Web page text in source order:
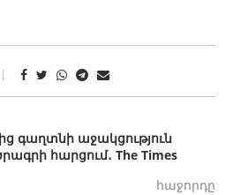
գաղտնի աջակցություն
հարցում․ The Times
հաջորդը